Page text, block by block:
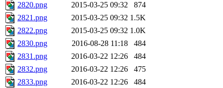
2820.png
2015-03-25 09:32
874
2821.png
2015-03-25 09:32 1.5K
2822.png
2015-03-25 09:32 1.0K
2830.png
2016-08-28 11:18
484
2831.png
2016-03-22 12:26
484
2832.png
2016-03-22 12:26
475
2833.png
2016-03-22 12:26
484